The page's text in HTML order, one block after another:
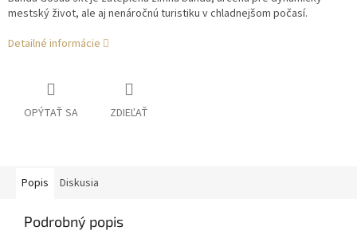
mestský život, ale aj nenáročnú turistiku v chladnejšom počasí.
Detailné informácie
OPÝTAŤ SA ZDIEĽAŤ
Popis Diskusia
Podrobný popis